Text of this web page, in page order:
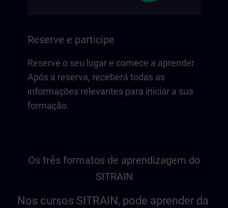
Reserve e participe
Reserve o seu lugar e comece a aprender.
Após a reserva, receberá todas as
informações relevantes para iniciar a sua
formação.
Os três formatos de aprendizagem do
SITRAIN
Nos cursos SITRAIN, pode aprender da